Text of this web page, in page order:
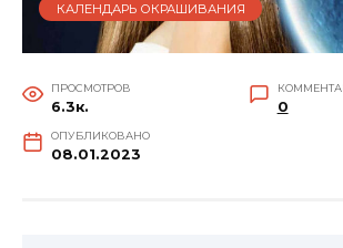
КАЛЕНДАРЬ ОКРАШИВАНИЯ
ПРОСМОТРОВ
6.3к. 0
ОПУБЛИКОВАНО
08.01.2023